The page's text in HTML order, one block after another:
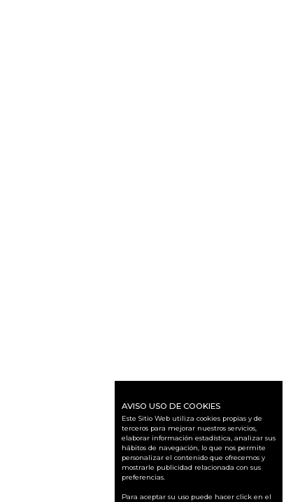
AVISO USO DE COOKIES
Este Sitio Web utiliza cookies propias y de
terceros para mejorar nuestros servicios,
elaborar información estadística, analizar sus
hábitos de navegación, lo que nos permite
personalizar el contenido que ofrecemos y
mostrarle publicidad relacionada con sus
preferencias.
Para aceptar su uso puede hacer click en el